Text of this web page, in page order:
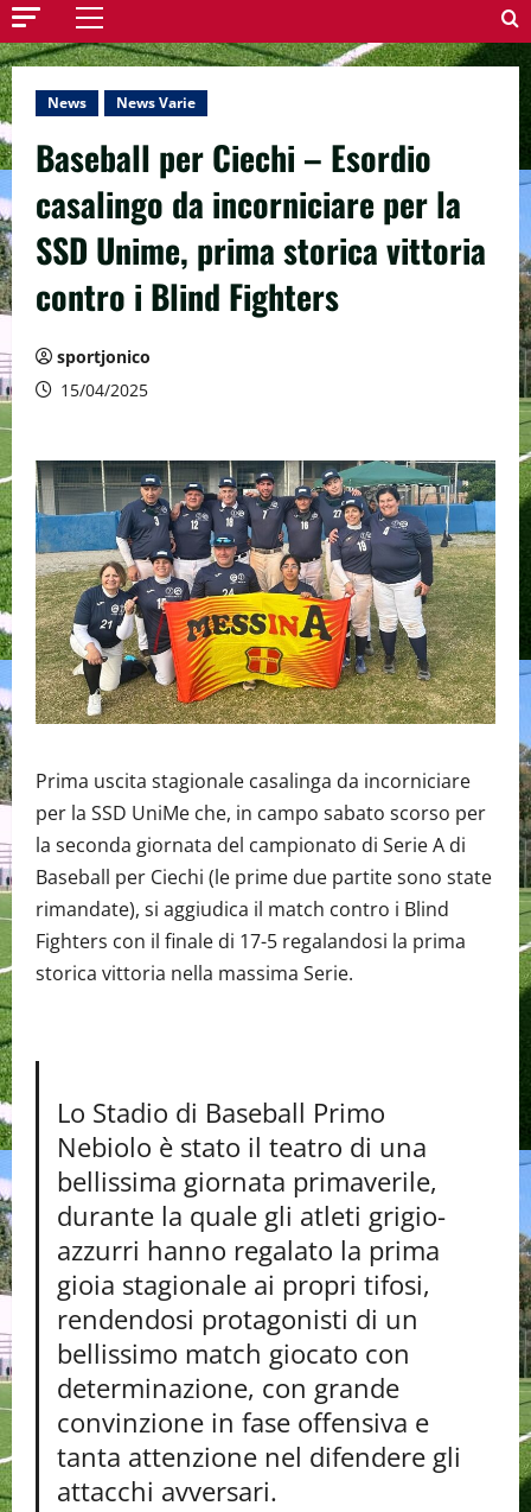
Menu
principale
News News Varie
Baseball per Ciechi – Esordio
casalingo da incorniciare per la
SSD Unime, prima storica vittoria
contro i Blind Fighters
sportjonico
15/04/2025
Prima uscita stagionale casalinga da incorniciare
per la SSD UniMe che, in campo sabato scorso per
la seconda giornata del campionato di Serie A di
Baseball per Ciechi (le prime due partite sono state
rimandate), si aggiudica il match contro i Blind
Fighters con il finale di 17-5 regalandosi la prima
storica vittoria nella massima Serie.
Lo Stadio di Baseball Primo
Nebiolo è stato il teatro di una
bellissima giornata primaverile,
durante la quale gli atleti grigio-
azzurri hanno regalato la prima
gioia stagionale ai propri tifosi,
rendendosi protagonisti di un
bellissimo match giocato con
determinazione, con grande
convinzione in fase offensiva e
tanta attenzione nel difendere gli
attacchi avversari.